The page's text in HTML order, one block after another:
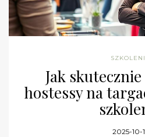
Jak
hostessy na
2025-10-